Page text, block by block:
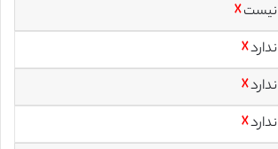
نیست☓
ندارد☓
ندارد☓
ندارد☓